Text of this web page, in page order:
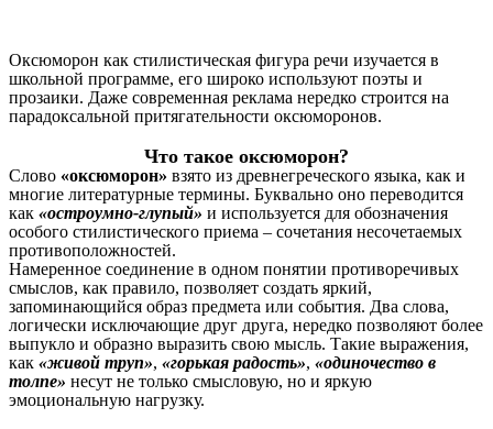
Оксюморон как стилистическая фигура речи изучается в
школьной программе, его широко используют поэты и
прозаики. Даже современная реклама нередко строится на
парадоксальной притягательности оксюморонов.
Что такое оксюморон?
Слово «оксюморон» взято из древнегреческого языка, как и
многие литературные термины. Буквально оно переводится
как «остроумно-глупый» и используется для обозначения
особого стилистического приема – сочетания несочетаемых
противоположностей.
Намеренное соединение в одном понятии противоречивых
смыслов, как правило, позволяет создать яркий,
запоминающийся образ предмета или события. Два слова,
логически исключающие друг друга, нередко позволяют более
выпукло и образно выразить свою мысль. Такие выражения,
как «живой труп», «горькая радость», «одиночество в
толпе» несут не только смысловую, но и яркую
эмоциональную нагрузку.